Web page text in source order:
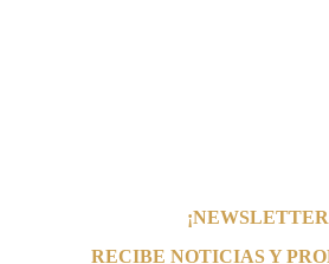
RECIBE NOTICIAS Y